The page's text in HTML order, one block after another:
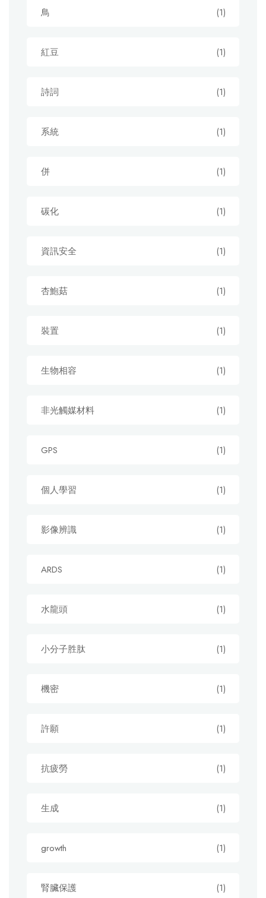
鳥 (1)
紅豆 (1)
詩詞 (1)
系統 (1)
併 (1)
碳化 (1)
資訊安全 (1)
杏鮑菇 (1)
裝置 (1)
生物相容 (1)
非光觸媒材料 (1)
GPS (1)
個人學習 (1)
影像辨識 (1)
ARDS (1)
水龍頭 (1)
小分子胜肽 (1)
機密 (1)
許願 (1)
抗疲勞 (1)
生成 (1)
growth (1)
腎臟保護 (1)